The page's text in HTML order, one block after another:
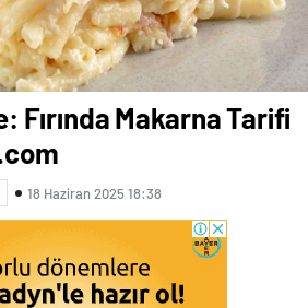
Fırında Makarna Tarifi
18 Haziran 2025 18:38